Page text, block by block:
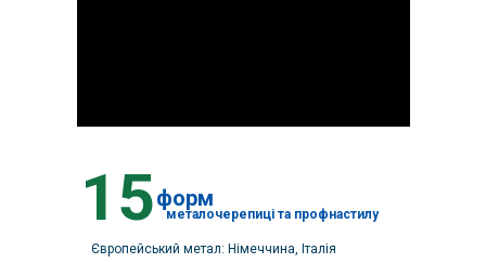
15форм
Європейський метал: Німеччина, Італія
металочерепиці та профнастилу